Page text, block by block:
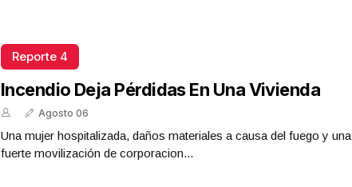
Reporte 4
Incendio Deja Pérdidas En Una Vivienda
Agosto 06
Una mujer hospitalizada, daños materiales a causa del fuego y una
fuerte movilización de corporacion...